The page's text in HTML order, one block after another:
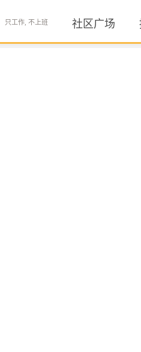
只工作, 不上班 社区广场